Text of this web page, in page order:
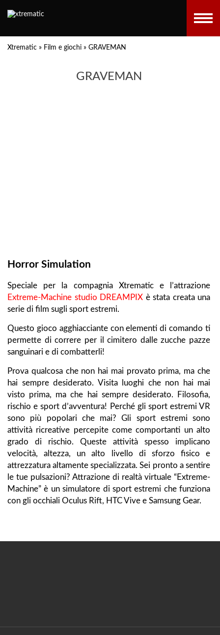
Xtrematic » Film e giochi » GRAVEMAN
GRAVEMAN
Horror Simulation
Speciale per la compagnia Xtrematic e l’attrazione
Extreme-Machine studio DREAMPIX è stata creata una
serie di film sugli sport estremi.
Questo gioco agghiacciante con elementi di comando ti
permette di correre per il cimitero dalle zucche pazze
sanguinari e di combatterli!
Prova qualcosa che non hai mai provato prima, ma che
hai sempre desiderato. Visita luoghi che non hai mai
visto prima, ma che hai sempre desiderato. Filosofia,
rischio e sport d’avventura! Perché gli sport estremi VR
sono più popolari che mai? Gli sport estremi sono
attività ricreative percepite come comportanti un alto
grado di rischio. Queste attività spesso implicano
velocità, altezza, un alto livello di sforzo fisico e
attrezzatura altamente specializzata. Sei pronto a sentire
le tue pulsazioni? Attrazione di realtà virtuale “Extreme-
Machine” è un simulatore di sport estremi che funziona
con gli occhiali Oculus Rift, HTC Vive e Samsung Gear.